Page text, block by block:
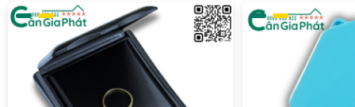
riêng inox DS-166SSvới chuẩn IP68, loadcell inox chống
bảo vệ tốt, có thể hoạt động ổn định trong môi trường này.
Các ứng dụng phổ biến trong kho lạnh và cấp đông gồm:
Cân sầu riêng cấp đôngsau khi ra khỏi hầm đông,